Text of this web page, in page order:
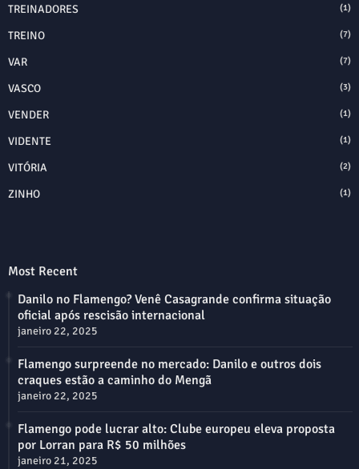
TREINADORES (1)
TREINO (7)
VAR (7)
VASCO (3)
VENDER (1)
VIDENTE (1)
VITÓRIA (2)
ZINHO (1)
Most Recent
Danilo no Flamengo? Venê Casagrande confirma situação
oficial após rescisão internacional
janeiro 22, 2025
Flamengo surpreende no mercado: Danilo e outros dois
craques estão a caminho do Mengã
janeiro 22, 2025
Flamengo pode lucrar alto: Clube europeu eleva proposta
por Lorran para R$ 50 milhões
janeiro 21, 2025